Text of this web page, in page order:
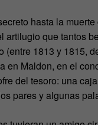
hasta la
artilugio que tantos
1813 y 1815,
en Maldon, en el
del tesoro: una
pares y algunas